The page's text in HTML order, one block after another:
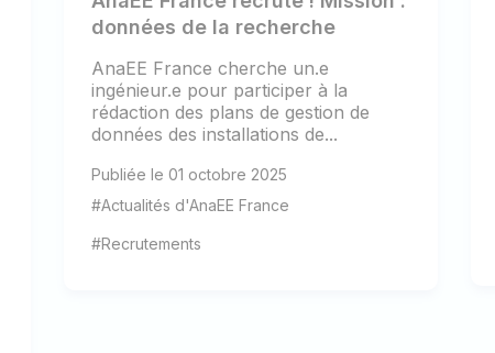
données de la recherche
AnaEE France cherche un.e
ingénieur.e pour participer à la
rédaction des plans de gestion de
données des installations de...
Publiée le 01 octobre 2025
#Actualités d'AnaEE France
#Recrutements